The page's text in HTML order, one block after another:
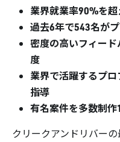
業界就業率90%を
過去6年で543名が
密度の高いフィー
度
業界で活躍するプ
指導
有名案件を多数制
クリークアンドリバー